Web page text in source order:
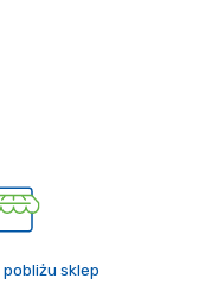
pobliżu sklep